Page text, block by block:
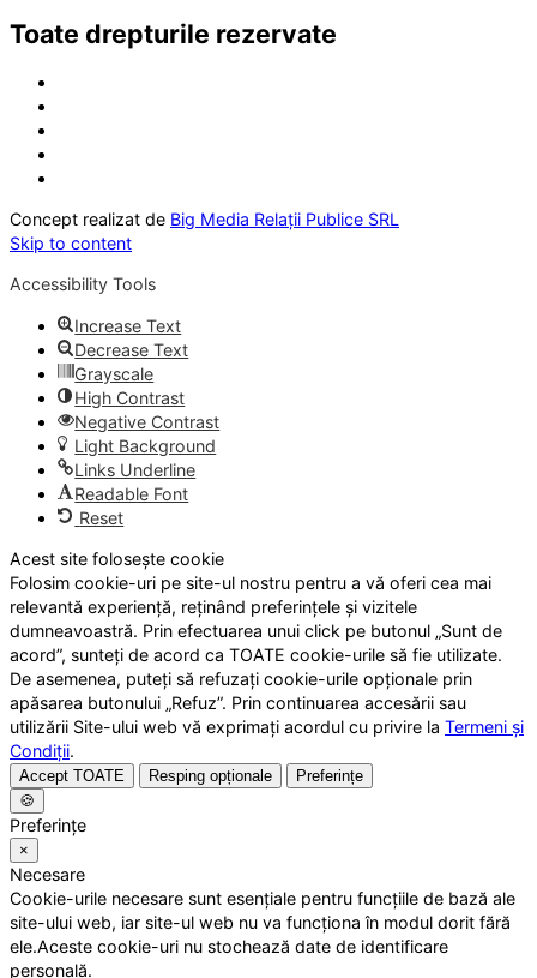
Toate drepturile rezervate
Concept realizat de Big Media Relații Publice SRL
Skip to content
Accessibility Tools
Increase Text
Decrease Text
Grayscale
High Contrast
Negative Contrast
Light Background
Links Underline
Readable Font
Reset
Acest site folosește cookie
Folosim cookie-uri pe site-ul nostru pentru a vă oferi cea mai
relevantă experiență, reținând preferințele și vizitele
dumneavoastră. Prin efectuarea unui click pe butonul „Sunt de
acord”, sunteți de acord ca TOATE cookie-urile să fie utilizate.
De asemenea, puteți să refuzați cookie-urile opționale prin
apăsarea butonului „Refuz”. Prin continuarea accesării sau
utilizării Site-ului web vă exprimați acordul cu privire la Termeni și
Condiții.
Accept TOATE Resping opționale
Preferințe
🍪
Preferințe
×
Necesare
Cookie-urile necesare sunt esențiale pentru funcțiile de bază ale
site-ului web, iar site-ul web nu va funcționa în modul dorit fără
ele.Aceste cookie-uri nu stochează date de identificare
personală.